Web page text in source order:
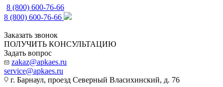
8 (800) 600-76-66
8 (800) 600-76-66
Заказать звонок
ПОЛУЧИТЬ КОНСУЛЬТАЦИЮ
Задать вопрос
zakaz@apkaes.ru
service@apkaes.ru
г. Барнаул, проезд Северный Власихинский, д. 76